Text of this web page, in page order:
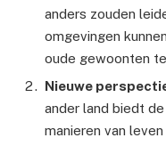
anders zouden
omgevingen
oude gewoonten
Nieuwe
ander land biedt
manieren van